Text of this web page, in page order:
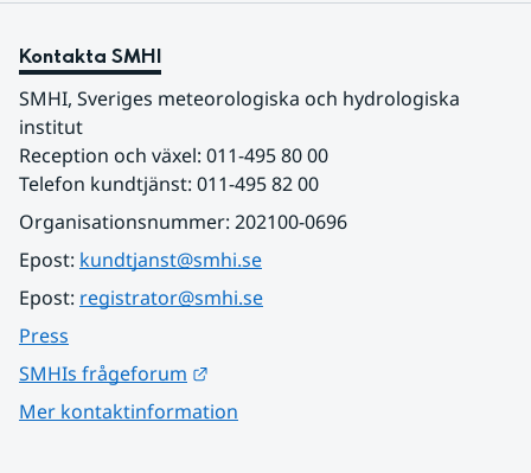
Kontakta SMHI
SMHI, Sveriges meteorologiska och hydrologiska
institut
Reception och växel: 011-495 80 00
Telefon kundtjänst: 011-495 82 00
Organisationsnummer: 202100-0696
Epost: kundtjanst@smhi.se
Epost: registrator@smhi.se
Press
SMHIs frågeforum
Mer kontaktinformation